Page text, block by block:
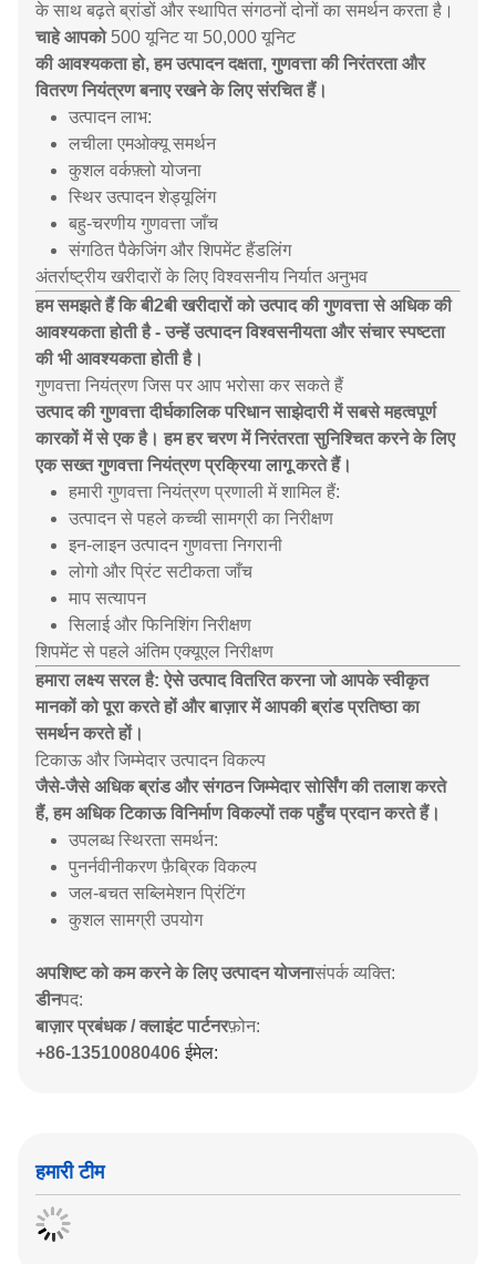
के साथ बढ़ते ब्रांडों और स्थापित संगठनों दोनों का समर्थन करता है।
चाहे आपको 500 यूनिट या 50,000 यूनिट
की आवश्यकता हो, हम उत्पादन दक्षता, गुणवत्ता की निरंतरता और
वितरण नियंत्रण बनाए रखने के लिए संरचित हैं।
उत्पादन लाभ:
लचीला एमओक्यू समर्थन
कुशल वर्कफ़्लो योजना
स्थिर उत्पादन शेड्यूलिंग
बहु-चरणीय गुणवत्ता जाँच
संगठित पैकेजिंग और शिपमेंट हैंडलिंग
अंतर्राष्ट्रीय खरीदारों के लिए विश्वसनीय निर्यात अनुभव
हम समझते हैं कि बी2बी खरीदारों को उत्पाद की गुणवत्ता से अधिक की
आवश्यकता होती है - उन्हें उत्पादन विश्वसनीयता और संचार स्पष्टता
की भी आवश्यकता होती है।
गुणवत्ता नियंत्रण जिस पर आप भरोसा कर सकते हैं
उत्पाद की गुणवत्ता दीर्घकालिक परिधान साझेदारी में सबसे महत्वपूर्ण
कारकों में से एक है। हम हर चरण में निरंतरता सुनिश्चित करने के लिए
एक सख्त गुणवत्ता नियंत्रण प्रक्रिया लागू करते हैं।
हमारी गुणवत्ता नियंत्रण प्रणाली में शामिल हैं:
उत्पादन से पहले कच्ची सामग्री का निरीक्षण
इन-लाइन उत्पादन गुणवत्ता निगरानी
लोगो और प्रिंट सटीकता जाँच
माप सत्यापन
सिलाई और फिनिशिंग निरीक्षण
शिपमेंट से पहले अंतिम एक्यूएल निरीक्षण
हमारा लक्ष्य सरल है: ऐसे उत्पाद वितरित करना जो आपके स्वीकृत
मानकों को पूरा करते हों और बाज़ार में आपकी ब्रांड प्रतिष्ठा का
समर्थन करते हों।
टिकाऊ और जिम्मेदार उत्पादन विकल्प
जैसे-जैसे अधिक ब्रांड और संगठन जिम्मेदार सोर्सिंग की तलाश करते
हैं, हम अधिक टिकाऊ विनिर्माण विकल्पों तक पहुँच प्रदान करते हैं।
उपलब्ध स्थिरता समर्थन:
पुनर्नवीनीकरण फ़ैब्रिक विकल्प
जल-बचत सब्लिमेशन प्रिंटिंग
कुशल सामग्री उपयोग
अपशिष्ट को कम करने के लिए उत्पादन योजनासंपर्क व्यक्ति:
डीनपद:
बाज़ार प्रबंधक / क्लाइंट पार्टनरफ़ोन:
+86-13510080406 ईमेल:
हमारी टीम